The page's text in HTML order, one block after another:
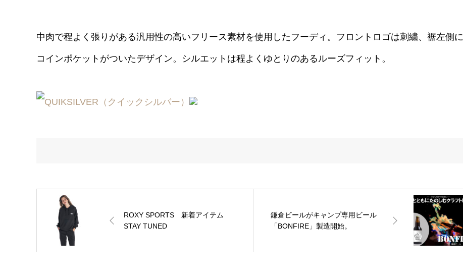
中肉で程よく張りがある汎用性の高いフリース素材を使用したフーディ。フロントロゴは刺繍、裾左側に
コインポケットがついたデザイン。シルエットは程よくゆとりのあるルーズフィット。
ROXY SPORTS 新着アイテム
STAY TUNED
鎌倉ビールがキャンプ専用ビール
「BONFIRE」製造開始。